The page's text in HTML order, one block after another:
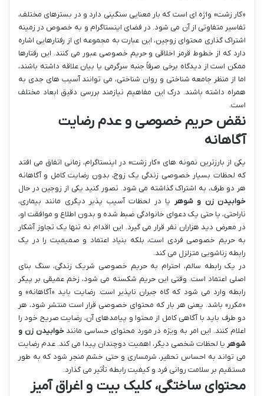
«کار زشت» واژه ای است که بار معنایی سنگینی دارد و در بسترهای مختلف،
تفاسیر متفاوتی از آن می شود. در فضای اینستاگرام و به خصوص در زمینه
اشتراک گذاری محتوای زوجین، این عبارت به مجموعه ای از رفتارهایی اشاره
دارد که از خطوط قرمز اخلاقی و حریم خصوصی عبور می کنند. این رفتارها
ممکن است از دیدگاه برخی صرفاً جنبه سرگرمی یا بیان علاقه داشته باشند،
اما از منظر جامعه شناختی و روان شناختی، می توانند آسیب های جدی به
همراه داشته باشند. درک این مفاهیم نیازمند بررسی دقیق ابعاد مختلف
است.
نقض حریم خصوصی و عدم رضایت
آگاهانه
یکی از بارزترین نمونه های «کار زشت» در اینستاگرام، زمانی اتفاق می افتد
که لحظات بسیار خصوصی زندگی یک زوج، بدون رضایت کامل و آگاهانه
هر دو طرف، به اشتراک گذاشته می شود. تصور کنید یکی از زوجین در حال
خوابیدن زن و شوهر یا در لحظات آسیب پذیر دیگری مانند بیماری،
ناراحتی، یا حتی یک دعوای خانوادگی ضبط شده و بدون اطلاع و موافقت او،
در معرض دید هزاران نفر قرار می گیرد. این اقدام نه تنها یک تجاوز آشکار
به حریم خصوصی فردی است، بلکه بنیاد اعتماد و صمیمیت را در یک
رابطه زناشویی متزلزل می کند.
در یک رابطه سالم، احترام به حریم خصوصی شریک زندگی، سنگ بنای
اصلی اعتماد است. وقتی این حریم شکسته می شود، زخم عمیقی بر پیکر
رابطه وارد می شود که گاه جبران ناپذیر است. رضایت باید «آگاهانه» و
«مکرر» باشد. یعنی هر بار که محتوای خصوصی قرار است منتشر شود، هر
دو طرف باید با آگاهی کامل از محتوا و پیامدهای آن، رضایت صریح خود را
اعلام کنند. این امر به ویژه در مورد محتوای حساسی مانندخوابیدن زن و
شوهر یا لحظات شخصی دیگر، اهمیت دوچندان پیدا می کند. عدم رضایت
می تواند به احساس تحقیر، شرمساری و حتی خشم منجر شود که به طور
مستقیم بر سلامت روانی فرد و کیفیت رابطه تأثیر می گذارد.
محتوای ساختگی، کلیک بیت و اغراق آمیز